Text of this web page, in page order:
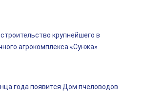
крупнейшего в
агрокомплекса «Сунжа»
года появится Дом пчеловодов